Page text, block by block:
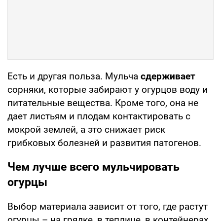
Есть и другая польза. Мульча сдерживает
сорняки, которые забирают у огурцов воду и
питательные вещества. Кроме того, она не
дает листьям и плодам контактировать с
мокрой землей, а это снижает риск
грибковых болезней и развития патогенов.
Чем лучше всего мульчировать
огурцы
Выбор материала зависит от того, где растут